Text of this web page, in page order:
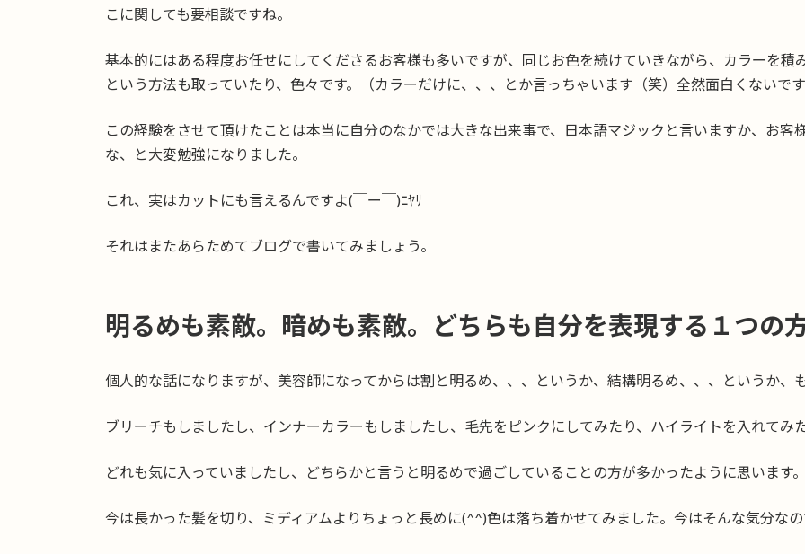
こに関しても要相談ですね。
基本的にはある程度お任せにしてくださるお客様も多いですが、同じお色を続けていきながら、カラーを積
という方法も取っていたり、色々です。（カラーだけに、、、とか言っちゃいます（笑）全然面白くないです
この経験をさせて頂けたことは本当に自分のなかでは大きな出来事で、日本語マジックと言いますか、お客
な、と大変勉強になりました。
これ、実はカットにも言えるんですよ(￣ー￣)ﾆﾔﾘ
それはまたあらためてブログで書いてみましょう。
明るめも素敵。暗めも素敵。どちらも自分を表現する１つの方
個人的な話になりますが、美容師になってからは割と明るめ、、、というか、結構明るめ、、、というか、
ブリーチもしましたし、インナーカラーもしましたし、毛先をピンクにしてみたり、ハイライトを入れてみ
どれも気に入っていましたし、どちらかと言うと明るめで過ごしていることの方が多かったように思います。
今は長かった髪を切り、ミディアムよりちょっと長めに(^^)色は落ち着かせてみました。今はそんな気分なの